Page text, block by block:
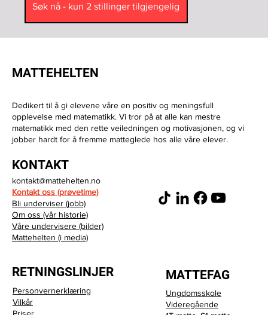
Søk nå - kun 2 stillinger tilgjengelig
MATTEHELTEN
Dedikert til å gi elevene våre en positiv og meningsfull
opplevelse med matematikk. Vi tror på at alle kan mestre
matematikk med den rette veiledningen og motivasjonen, og vi
jobber hardt for å fremme matteglede hos alle våre elever.
KONTAKT
kontakt@mattehelten.no
Kontakt oss (prøvetime)
Bli underviser (jobb)
Om oss (vår historie)
Våre undervisere (bilder)
Mattehelten (i media)
RETNINGSLINJER
Personvernerklæring
Vilkår
MATTEFAG
Ungdomsskole
Videregående